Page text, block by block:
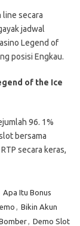
line secara
jadwal
Legend of
posisi Engkau.
of the Ice
96. 1%
bersama
secara keras,
Apa Itu Bonus
, Bikin Akun
, Demo Slot